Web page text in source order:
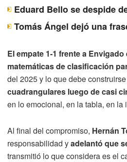
Eduard Bello se despide
Tomás Ángel dejó una
El empate 1-1 frente a
matemáticas de clasificación
del 2025 y lo que debe
cuadrangulares luego de casi
en lo emocional, en la tabla, en
Al final del compromiso, Hernán
responsabilidad yadelantó que
transmitió lo que considera es el